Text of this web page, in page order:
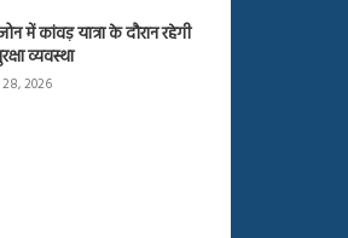
में कांवड़ यात्रा के दौरान रहेगी
व्यवस्था
2026